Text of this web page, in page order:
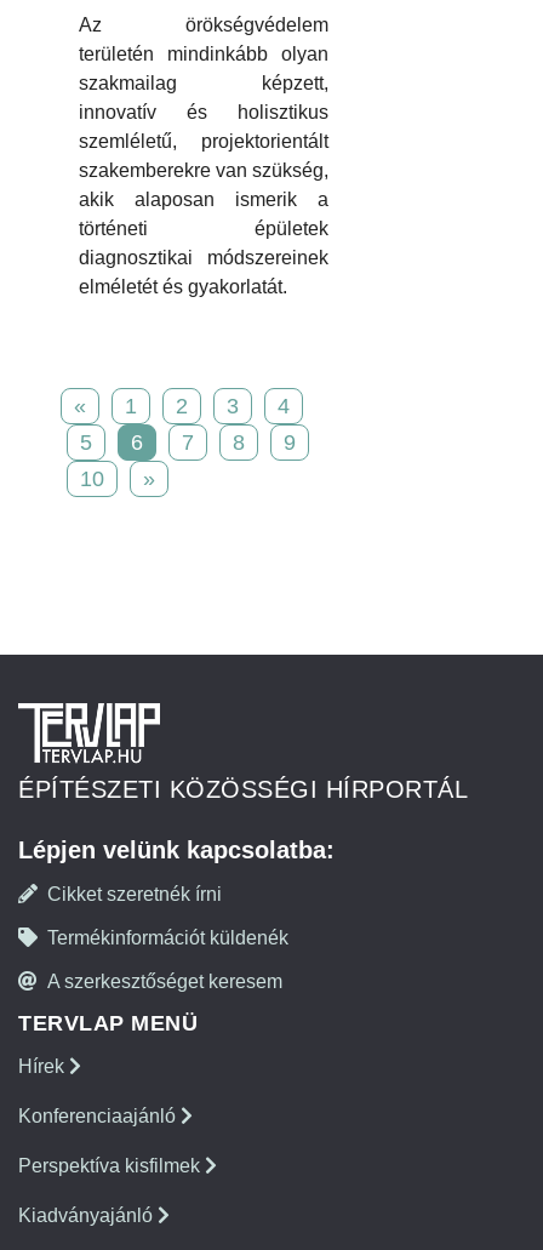
Az örökségvédelem
területén mindinkább olyan
szakmailag képzett,
innovatív és holisztikus
szemléletű, projektorientált
szakemberekre van szükség,
akik alaposan ismerik a
történeti épületek
diagnosztikai módszereinek
elméletét és gyakorlatát.
« 1 2 3
4
5
6 7 8
9
10
»
ÉPÍTÉSZETI KÖZÖSSÉGI HÍRPORTÁL
Lépjen velünk kapcsolatba:
Cikket szeretnék írni
Termékinformációt küldenék
A szerkesztőséget keresem
TERVLAP MENÜ
Hírek
Konferenciaajánló
Perspektíva kisfilmek
Kiadványajánló